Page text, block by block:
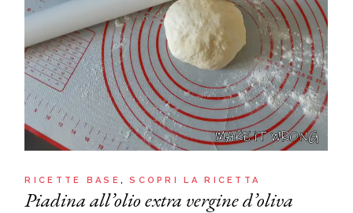
RICETTE BASE SCOPRI LA RICETTA
Piadina all’olio extra vergine d’oliva